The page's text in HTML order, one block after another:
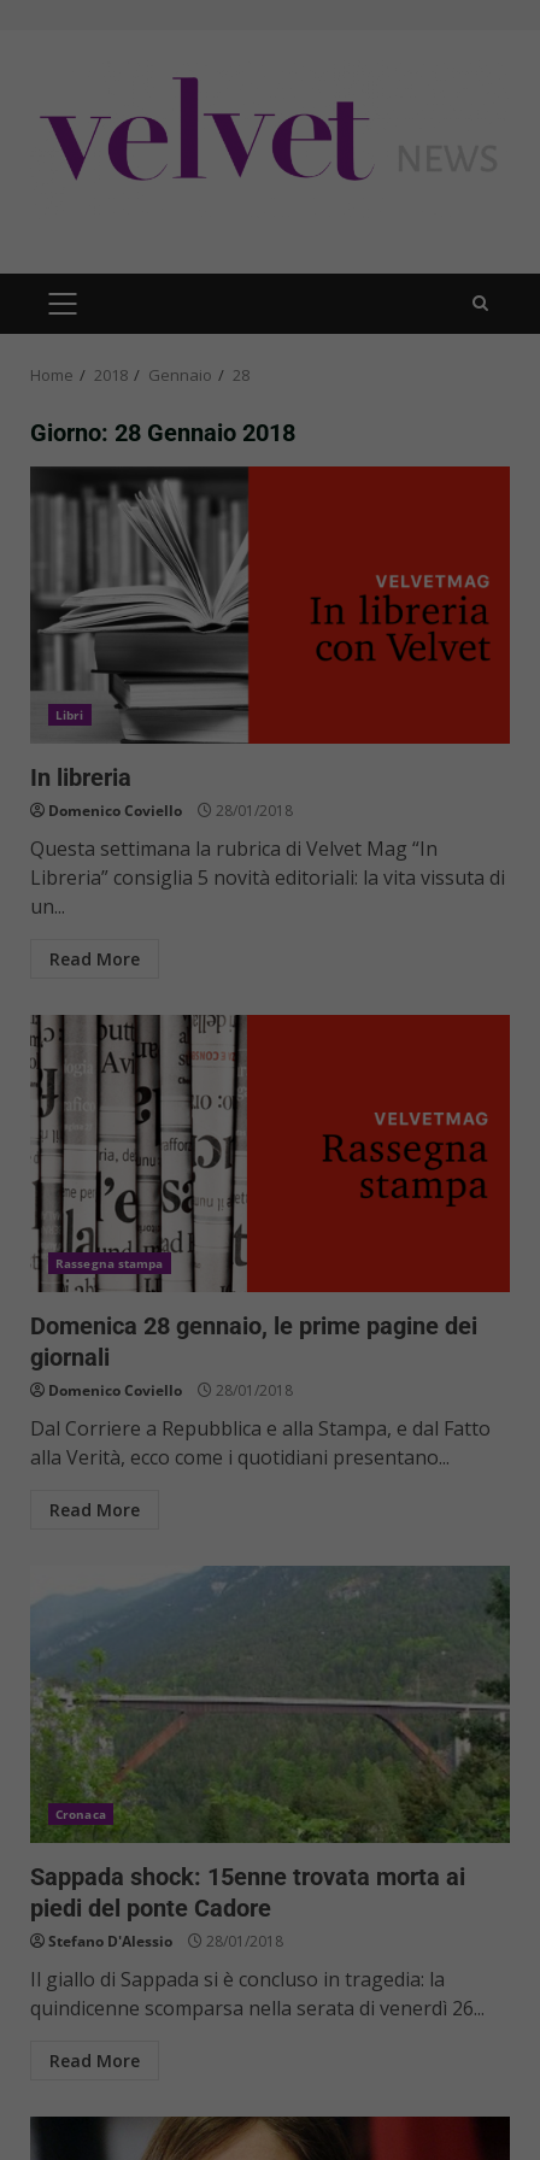
PRIMARY
MENU
Home 2018 Gennaio 28
Giorno: 28 Gennaio 2018
Libri
In libreria
Domenico Coviello 28/01/2018
Questa settimana la rubrica di Velvet Mag “In
Libreria” consiglia 5 novità editoriali: la vita vissuta di
un...
Read More
Rassegna stampa
Domenica 28 gennaio, le prime pagine dei
giornali
Domenico Coviello 28/01/2018
Dal Corriere a Repubblica e alla Stampa, e dal Fatto
alla Verità, ecco come i quotidiani presentano...
Read More
Cronaca
Sappada shock: 15enne trovata morta ai
piedi del ponte Cadore
Stefano D'Alessio 28/01/2018
Il giallo di Sappada si è concluso in tragedia: la
quindicenne scomparsa nella serata di venerdì 26...
Read More